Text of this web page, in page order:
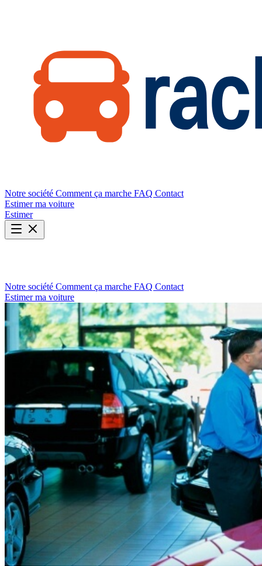
Notre société Comment ça marche FAQ Contact
Estimer ma voiture
Estimer
Notre société Comment ça marche FAQ Contact
Estimer ma voiture